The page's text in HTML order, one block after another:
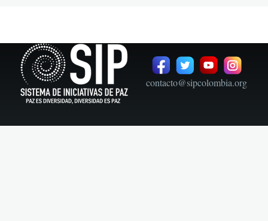
contacto@sipcolombia.org